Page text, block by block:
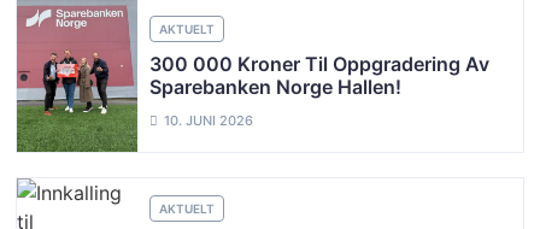
AKTUELT
300 000 Kroner Til Oppgradering Av
Sparebanken Norge Hallen!
10. JUNI 2026
AKTUELT